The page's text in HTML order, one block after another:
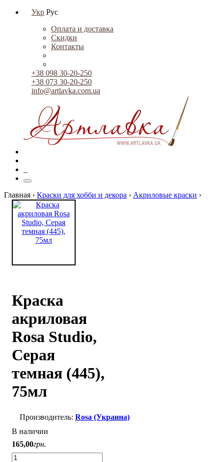
Укр Рус
Оплата и доставка
Скидки
Контакты
+38 098 30-20-250
+38 073 30-20-250
info@artlavka.com.ua
Главная › Краски для хобби и декора › Акриловые краски ›
Краска
акриловая
Rosa Studio,
Серая
темная (445),
75мл
Rosa (Украина)
В наличии
165,00грн.